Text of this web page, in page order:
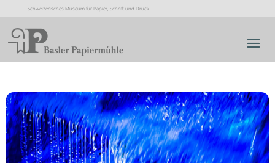
Schweizerisches Museum für Papier, Schrift und Druck